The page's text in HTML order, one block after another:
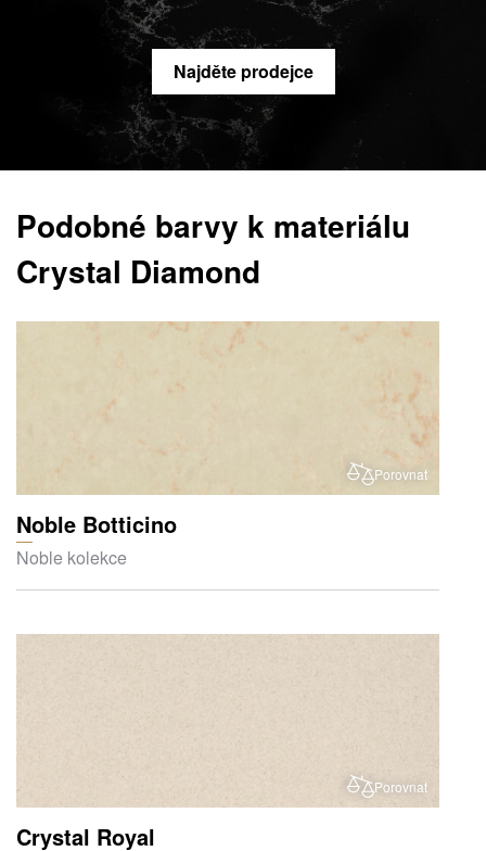
Najděte prodejce
Podobné barvy k materiálu
Crystal Diamond
Porovnat
Noble Botticino
Noble kolekce
Porovnat
Crystal Royal